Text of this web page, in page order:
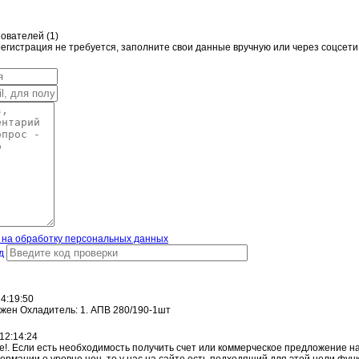
(1 )
не требуется, заполните свои данные вручную или через
на обработку персональных данных
Охладитель: 1. АПВ 280/190-1шт
Если есть необходимость получить счет или коммерческое